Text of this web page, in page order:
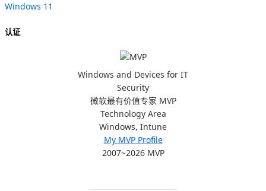
Windows 11
认证
Windows and Devices for IT
Security
微软最有价值专家 MVP
Technology Area
Windows, Intune
My MVP Profile
2007~2026 MVP